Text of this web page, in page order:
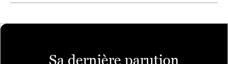
Sa dernière parution